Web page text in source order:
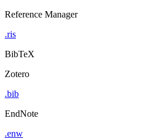
Reference Manager
.ris
BibTeX
Zotero
.bib
EndNote
.enw